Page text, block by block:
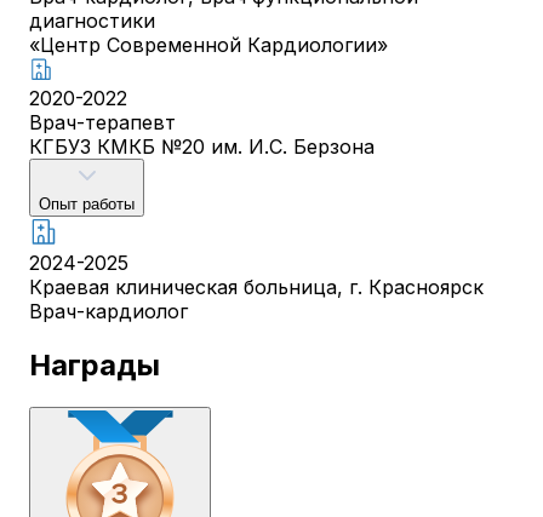
диагностики
«Центр Современной Кардиологии»
2020-2022
Врач-терапевт
КГБУЗ КМКБ №20 им. И.С. Берзона
Опыт работы
2024-2025
Краевая клиническая больница, г. Красноярск
Врач-кардиолог
Награды